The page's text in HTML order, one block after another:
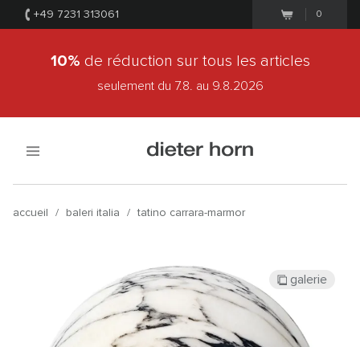
+49 7231 313061 0
10% de réduction sur tous les articles
seulement du 7.8. au 9.8.2026
accueil / baleri italia / tatino carrara-marmor
galerie